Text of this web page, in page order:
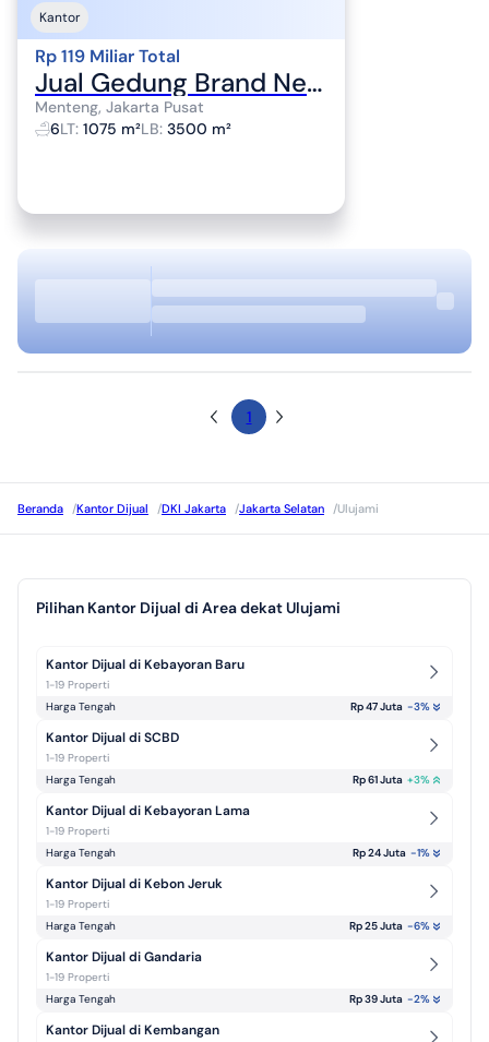
Kantor
Rp 119 Miliar Total
Jual Gedung Brand New Buka 119M Nego Sampai Deal 1075M
Menteng, Jakarta Pusat
6LT: 1075 m²LB: 3500 m²
1
Beranda /Kantor Dijual /DKI Jakarta /Jakarta Selatan /Ulujami
Pilihan Kantor Dijual di Area dekat Ulujami
Kantor Dijual di Kebayoran Baru
1-19 Properti
Harga Tengah
Rp 47 Juta -3%
Kantor Dijual di SCBD
1-19 Properti
Harga Tengah
Rp 61 Juta +3%
Kantor Dijual di Kebayoran Lama
1-19 Properti
Harga Tengah
Rp 24 Juta -1%
Kantor Dijual di Kebon Jeruk
1-19 Properti
Harga Tengah
Rp 25 Juta -6%
Kantor Dijual di Gandaria
1-19 Properti
Harga Tengah
Rp 39 Juta -2%
Kantor Dijual di Kembangan